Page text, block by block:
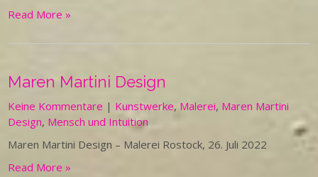
Read More »
Maren Martini Design
Keine Kommentare | Kunstwerke, Malerei, Maren Martini
Design, Mensch und Intuition
Maren Martini Design – Malerei Rostock, 26. Juli 2022
Read More »